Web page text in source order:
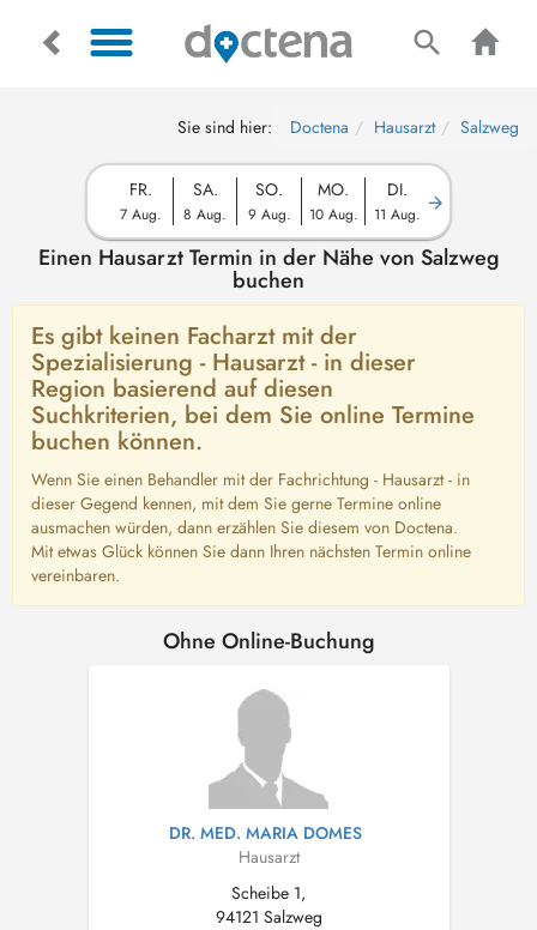
Sie sind hier: Doctena Hausarzt Salzweg
FR.
7 Aug.
SA.
8 Aug.
SO.
9 Aug.
MO.
10 Aug.
DI.
11 Aug.
Einen Hausarzt Termin in der Nähe von Salzweg
buchen
Es gibt keinen Facharzt mit der
Spezialisierung - Hausarzt - in dieser
Region basierend auf diesen
Suchkriterien, bei dem Sie online Termine
buchen können.
Wenn Sie einen Behandler mit der Fachrichtung - Hausarzt - in
dieser Gegend kennen, mit dem Sie gerne Termine online
ausmachen würden, dann erzählen Sie diesem von Doctena.
Mit etwas Glück können Sie dann Ihren nächsten Termin online
vereinbaren.
Ohne Online-Buchung
DR. MED. MARIA DOMES
Hausarzt
Scheibe 1,
94121 Salzweg